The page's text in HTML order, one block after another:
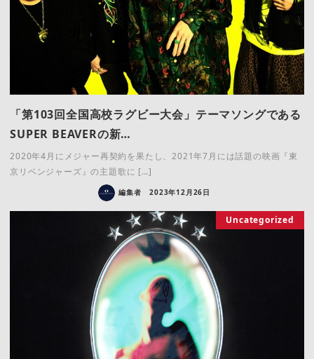
「第103回全国高校ラグビー大会」テーマソングである
SUPER BEAVERの新…
2020年4月にメジャー再契約を果たし、2021年7月には話題の映画『東
京リベンジャーズ』の主題歌に […]
編集者 2023年12月26日
Uncategorized